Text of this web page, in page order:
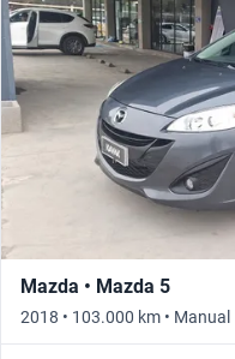
Mazda • Mazda 5
2018 • 103.000 km • Manual